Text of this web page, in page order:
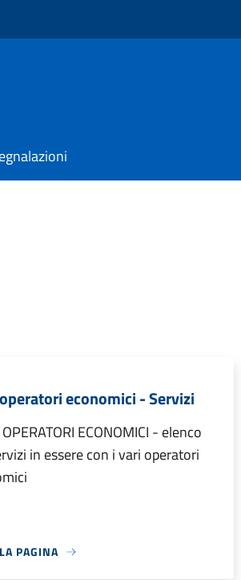
economici - Servizi
ECONOMICI - elenco
in essere con i vari operatori
PAGINA